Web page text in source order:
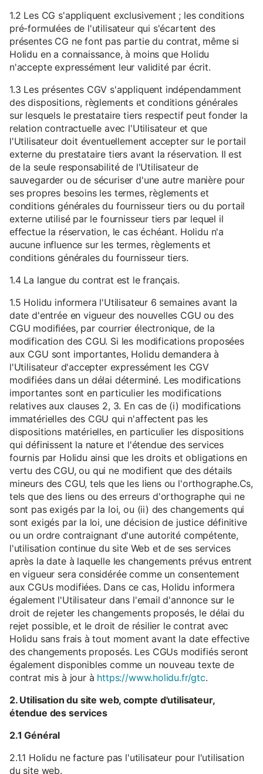
1.2 Les CG s'appliquent exclusivement ; les conditions
pré-formulées de l'utilisateur qui s'écartent des
présentes CG ne font pas partie du contrat, même si
Holidu en a connaissance, à moins que Holidu
n'accepte expressément leur validité par écrit.
1.3 Les présentes CGV s'appliquent indépendamment
des dispositions, règlements et conditions générales
sur lesquels le prestataire tiers respectif peut fonder la
relation contractuelle avec l'Utilisateur et que
l'Utilisateur doit éventuellement accepter sur le portail
externe du prestataire tiers avant la réservation. Il est
de la seule responsabilité de l'Utilisateur de
sauvegarder ou de sécuriser d'une autre manière pour
ses propres besoins les termes, règlements et
conditions générales du fournisseur tiers ou du portail
externe utilisé par le fournisseur tiers par lequel il
effectue la réservation, le cas échéant. Holidu n'a
aucune influence sur les termes, règlements et
conditions générales du fournisseur tiers.
1.4 La langue du contrat est le français.
1.5 Holidu informera l'Utilisateur 6 semaines avant la
date d'entrée en vigueur des nouvelles CGU ou des
CGU modifiées, par courrier électronique, de la
modification des CGU. Si les modifications proposées
aux CGU sont importantes, Holidu demandera à
l'Utilisateur d'accepter expressément les CGV
modifiées dans un délai déterminé. Les modifications
importantes sont en particulier les modifications
relatives aux clauses 2, 3. En cas de (i) modifications
immatérielles des CGU qui n'affectent pas les
dispositions matérielles, en particulier les dispositions
qui définissent la nature et l'étendue des services
fournis par Holidu ainsi que les droits et obligations en
vertu des CGU, ou qui ne modifient que des détails
mineurs des CGU, tels que les liens ou l'orthographe.Cs,
tels que des liens ou des erreurs d'orthographe qui ne
sont pas exigés par la loi, ou (ii) des changements qui
sont exigés par la loi, une décision de justice définitive
ou un ordre contraignant d'une autorité compétente,
l'utilisation continue du site Web et de ses services
après la date à laquelle les changements prévus entrent
en vigueur sera considérée comme un consentement
aux CGUs modifiées. Dans ce cas, Holidu informera
également l'Utilisateur dans l'email d'annonce sur le
droit de rejeter les changements proposés, le délai du
rejet possible, et le droit de résilier le contrat avec
Holidu sans frais à tout moment avant la date effective
des changements proposés. Les CGUs modifiés seront
également disponibles comme un nouveau texte de
contrat mis à jour à https://www.holidu.fr/gtc.
2. Utilisation du site web, compte d'utilisateur,
étendue des services
2.1 Général
2.1.1 Holidu ne facture pas l'utilisateur pour l'utilisation
du site web.